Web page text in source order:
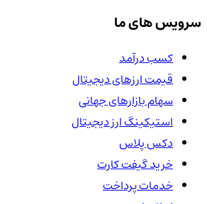
سرویس های ما
کسب درآمد
قیمت ارزهای دیجیتال
سهام بازارهای جهانی
استیکینگ ارز دیجیتال
دکس پلاس
خرید گیفت کارت
خدمات پرداخت